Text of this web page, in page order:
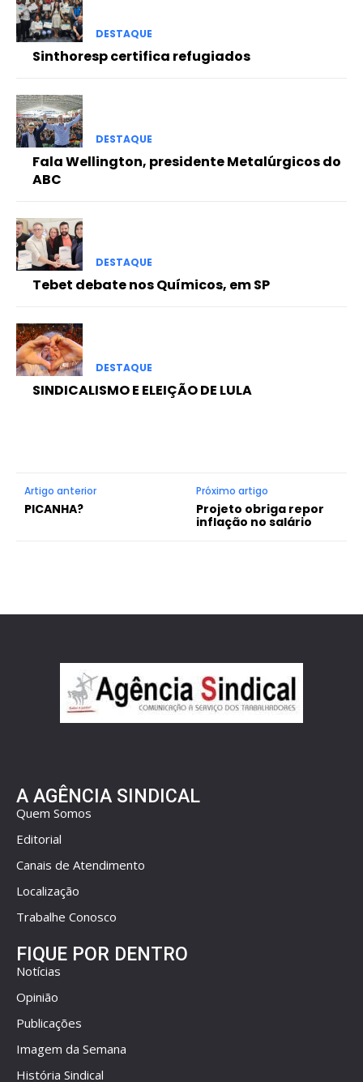
DESTAQUE
Sinthoresp certifica refugiados
DESTAQUE
Fala Wellington, presidente Metalúrgicos do
ABC
DESTAQUE
Tebet debate nos Químicos, em SP
DESTAQUE
SINDICALISMO E ELEIÇÃO DE LULA
Artigo anterior
PICANHA?
Próximo artigo
Projeto obriga repor
inflação no salário
A AGÊNCIA SINDICAL
Quem Somos
Editorial
Canais de Atendimento
Localização
Trabalhe Conosco
FIQUE POR DENTRO
Notícias
Opinião
Publicações
Imagem da Semana
História Sindical